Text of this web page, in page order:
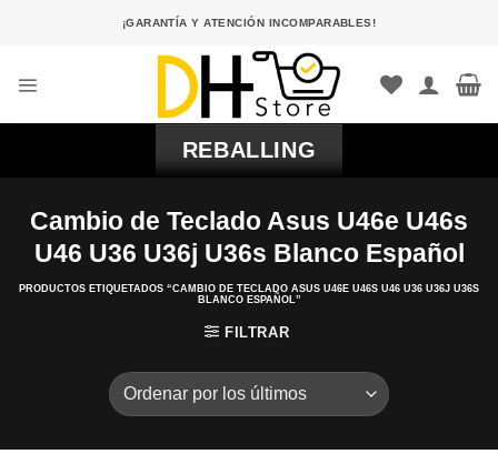
¡GARANTÍA Y ATENCIÓN INCOMPARABLES!
REBALLING
Cambio de Teclado Asus U46e U46s
U46 U36 U36j U36s Blanco Español
PRODUCTOS ETIQUETADOS “CAMBIO DE TECLADO ASUS U46E U46S U46 U36 U36J U36S
BLANCO ESPAÑOL”
FILTRAR